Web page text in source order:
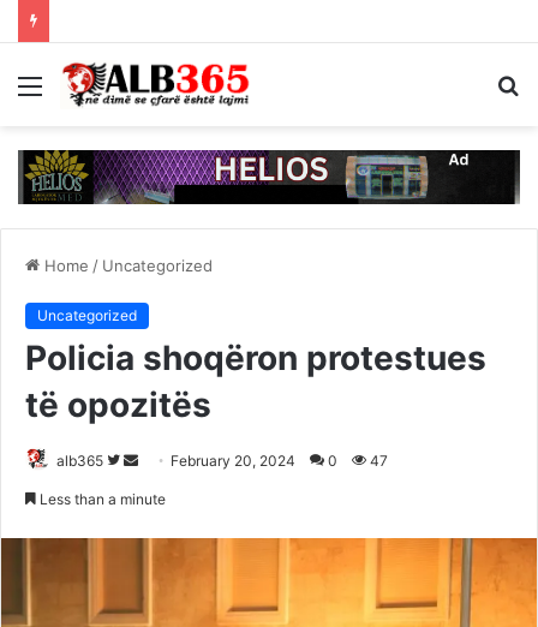
Menu
Home / Uncategorized
Uncategorized
Policia shoqëron protestues
të opozitës
alb365
Follow
Send February 20, 2024 0 47
Less than a minute